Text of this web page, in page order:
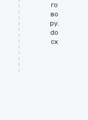
го
во
ру.
do
cx